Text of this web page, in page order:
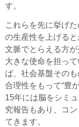
す。
これらを先に挙げ
の生産性を上げる
文脈でとらえる方
大きな使命を担っ
ば、社会基盤その
合理性をもって“豊
15年には脳をシミ
究報告もあり、コ
てきます。